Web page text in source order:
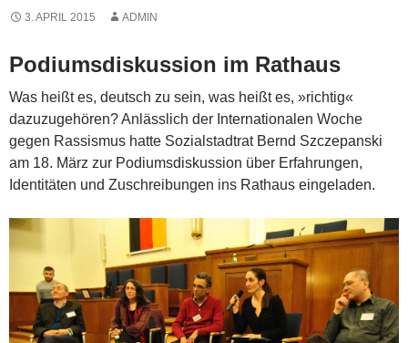
3. APRIL 2015 ADMIN
Podiumsdiskussion im Rathaus
Was heißt es, deutsch zu sein, was heißt es, »richtig«
dazuzugehören? Anlässlich der Internationalen Woche
gegen Rassismus hatte Sozialstadtrat Bernd Szczepanski
am 18. März zur Podiumsdiskussion über Erfahrungen,
Identitäten und Zuschreibungen ins Rathaus eingeladen.